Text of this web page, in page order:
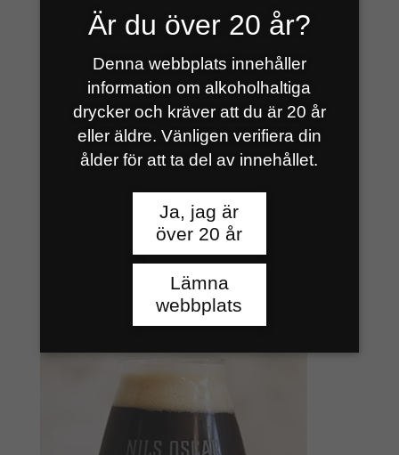
Är du över 20 år?
Denna webbplats innehåller
information om alkoholhaltiga
drycker och kräver att du är 20 år
eller äldre. Vänligen verifiera din
ålder för att ta del av innehållet.
Ja, jag är
över 20 år
Lämna
webbplats